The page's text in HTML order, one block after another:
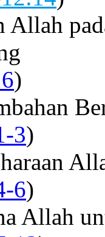
Allah
)
3)
6)
Allah